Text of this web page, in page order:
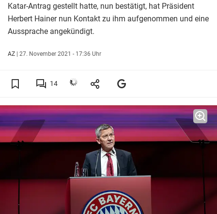
Katar-Antrag gestellt hatte, nun bestätigt, hat Präsident
Herbert Hainer nun Kontakt zu ihm aufgenommen und eine
Aussprache angekündigt.
AZ | 27. November 2021 - 17:36 Uhr
14